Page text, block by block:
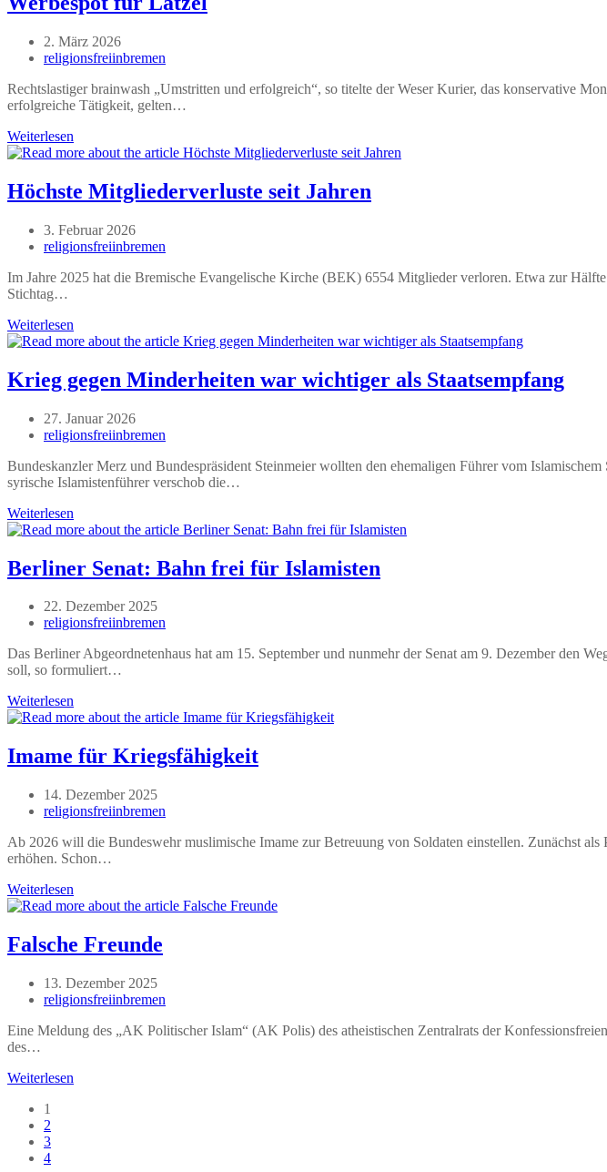
Rechtswende
Beitrag
veröffentlicht:
2. März 2026
Beitrags-
religionsfreiinbremen
Rechtslastiger brainwash „Umstritten und erfolgreich“, so titelte der Weser Kurier, das konservative
erfolgreiche Tätigkeit, gelten…
Weiterlesen
für
Höchste Mitgliederverluste seit Jahren
Beitrag
veröffentlicht:
3. Februar 2026
Beitrags-
religionsfreiinbremen
Im Jahre 2025 hat die Bremische Evangelische Kirche (BEK) 6554 Mitglieder verloren. Etwa zur
Stichtag…
Weiterlesen
Mitgliederverluste
Jahren
Krieg gegen Minderheiten war wichtiger als Staatsempfang
Beitrag
veröffentlicht:
27. Januar 2026
Beitrags-
religionsfreiinbremen
Bundeskanzler Merz und Bundespräsident Steinmeier wollten den ehemaligen Führer vom
syrische Islamistenführer verschob die…
Weiterlesen
gegen
war
wichtiger
Staatsempfang
Berliner Senat: Bahn frei für Islamisten
Beitrag
veröffentlicht:
22. Dezember 2025
Beitrags-
religionsfreiinbremen
Das Berliner Abgeordnetenhaus hat am 15. September und nunmehr der Senat am 9. Dezember den
soll, so formuliert…
Weiterlesen
Senat:
frei
für
Imame für Kriegsfähigkeit
Beitrag
veröffentlicht:
14. Dezember 2025
Beitrags-
religionsfreiinbremen
Ab 2026 will die Bundeswehr muslimische Imame zur Betreuung von Soldaten einstellen. Zunächst
erhöhen. Schon…
Weiterlesen
für
Falsche Freunde
Beitrag
veröffentlicht:
13. Dezember 2025
Beitrags-
religionsfreiinbremen
Eine Meldung des „AK Politischer Islam“ (AK Polis) des atheistischen Zentralrats der
des…
Weiterlesen
1
2
3
4